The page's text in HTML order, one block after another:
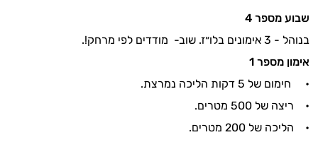
שבוע מספר 4
בנוהל - 3 אימונים בלו״ז. שוב- מודדים לפי מרחק!.
אימון מספר 1
• חימום של 5 דקות הליכה נמרצת.
• ריצה של 500 מטרים.
• הליכה של 200 מטרים.